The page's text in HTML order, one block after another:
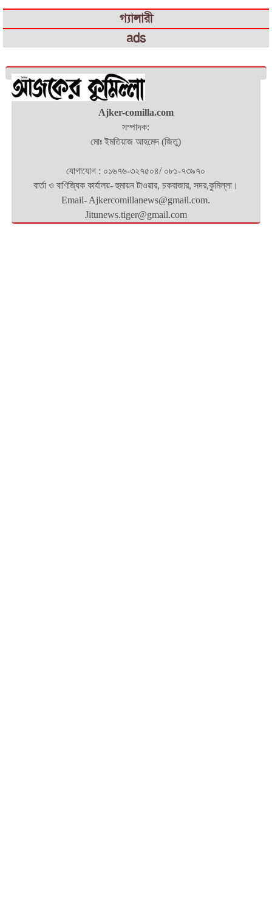
গ্যালারী
ads
Ajker-comilla.com
সম্পাদক:
মোঃ ইমতিয়াজ আহমেদ (জিতু)
যোগাযোগ : ০১৬৭৬-৩২৭৫০৪/ ০৮১-৭৩৯৭০
বার্তা ও বাণিজ্যিক কার্যালয়- হুমায়ন টাওয়ার, চকবাজার, সদর,কুমিল্লা।
Email- Ajkercomillanews@gmail.com.
Jitunews.tiger@gmail.com